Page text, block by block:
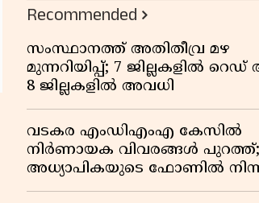
Recommended
സംസ്ഥാനത്ത് അതിതീവ്ര മഴ
മുന്നറിയിപ്പ്; 7 ജില്ലകളിൽ റെഡ്
8 ജില്ലകളിൽ അവധി
വടകര എംഡിഎംഎ കേസിൽ
നിർണായക വിവരങ്ങൾ പുറത്ത്;
അധ്യാപികയുടെ ഫോണിൽ
ലഹരി ഇടപാട് ചാറ്റുകൾ